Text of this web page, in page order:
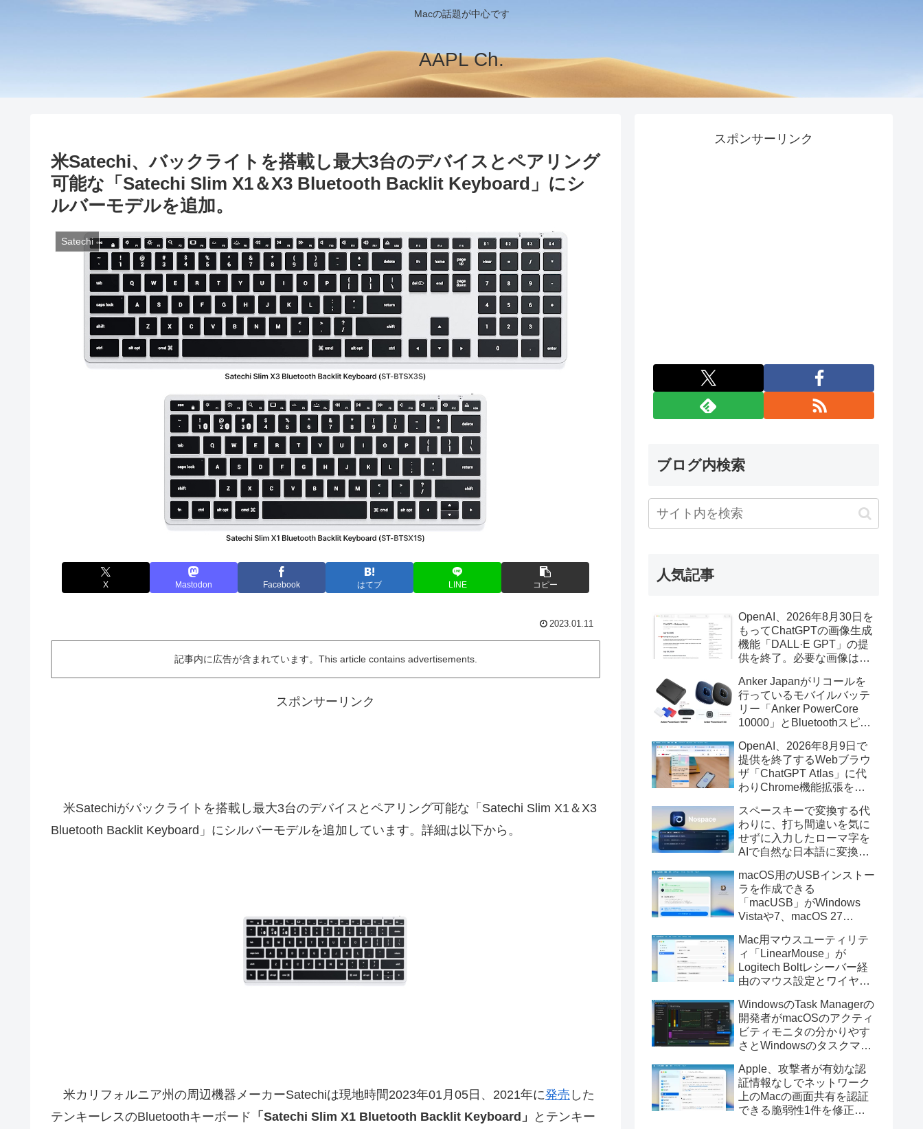
Macの話題が中心です
AAPL Ch.
米Satechi、バックライトを搭載し最大3台のデバイスとペアリング
可能な「Satechi Slim X1＆X3 Bluetooth Backlit Keyboard」にシ
ルバーモデルを追加。
Satechi
X Mastodon Facebook はてブ LINE コピー
2023.01.11
記事内に広告が含まれています。This article contains advertisements.
スポンサーリンク
米Satechiがバックライトを搭載し最大3台のデバイスとペアリング可能な「Satechi Slim X1＆X3
Bluetooth Backlit Keyboard」にシルバーモデルを追加しています。詳細は以下から。
米カリフォルニア州の周辺機器メーカーSatechiは現地時間2023年01月05日、2021年に発売 した
テンキーレスのBluetoothキーボード 「Satechi Slim X1 Bluetooth Backlit Keyboard」
とテンキー
スポンサーリンク
ブログ内検索
人気記事
OpenAI、2026年8月30日を
もってChatGPTの画像生成
機能「DALL·E GPT」の提
供を終了。必要な画像は期
Anker Japanがリコールを
行っているモバイルバッテ
リー「Anker PowerCore
10000」とBluetoothスピー
辺を焼損する火災が6月に3
件発生していたそうなので
注意を。
OpenAI、2026年8月9日で
提供を終了するWebブラウ
ザ「ChatGPT Atlas」に代
わりChrome機能拡張をア
画の質問やAsk ChatGPT機
能を追加。
スペースキーで変換する代
わりに、打ち間違いを気に
せずに入力したローマ字を
AIで自然な日本語に変換し
力アプリ「Nospace」がリ
リース。
macOS用のUSBインストー
ラを作成できる
「macUSB」がWindows
Vistaや7、macOS 27
トーラの作成に対応。
Mac用マウスユーティリテ
ィ「LinearMouse」が
Logitech Boltレシーバー経
由のマウス設定とワイヤレ
ックボールに対応。
WindowsのTask Managerの
開発者がmacOSのアクティ
ビティモニタの分かりやす
さとWindowsのタスクマネ
Mac用システムモニタアプ
リ「Task Manager TMOG」
のBeta版を公開。
Apple、攻撃者が有効な認
証情報なしでネットワーク
上のMacの画面共有を認証
できる脆弱性1件を修正し